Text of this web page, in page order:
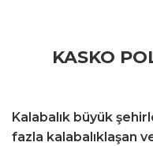
KASKO
Kalabalık büyük
fazla kalabalıklaşan